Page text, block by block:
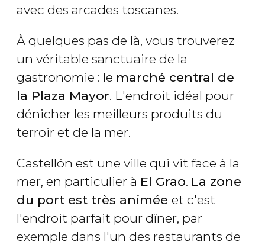
avec des arcades toscanes.
À quelques pas de là, vous trouverez
un véritable sanctuaire de la
gastronomie : le marché central de
la Plaza Mayor. L'endroit idéal pour
dénicher les meilleurs produits du
terroir et de la mer.
Castellón est une ville qui vit face à la
mer, en particulier à El Grao. La zone
du port est très animée et c'est
l'endroit parfait pour dîner, par
exemple dans l'un des restaurants de